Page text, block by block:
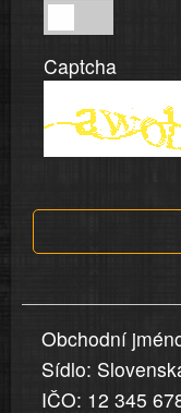
v
dobré
informace
v
uvedena,
jsou
přesná
a
Captcha
Obchodní
Sídlo:
IČO: 12 345